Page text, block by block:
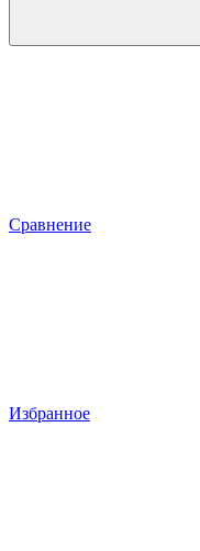
Сравнение
Избранное